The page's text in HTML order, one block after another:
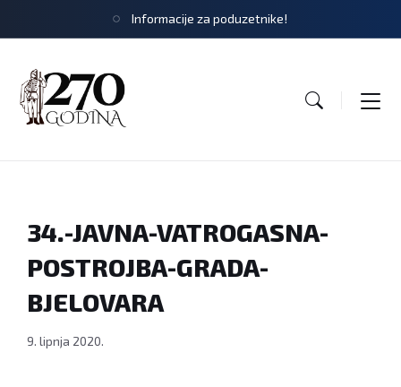
Informacije za poduzetnike!
34.-JAVNA-VATROGASNA-
POSTROJBA-GRADA-
BJELOVARA
9. lipnja 2020.